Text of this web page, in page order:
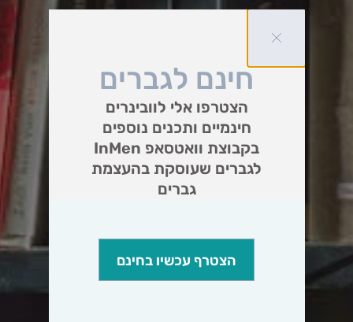
חינם לגברים
הצטרפו אלי לוובינרים
חינמיים ותכנים נוספים
בקבוצת וואטסאפ InMen
לגברים שעוסקת בהעצמת
גברים
הצטרף עכשיו בחינם